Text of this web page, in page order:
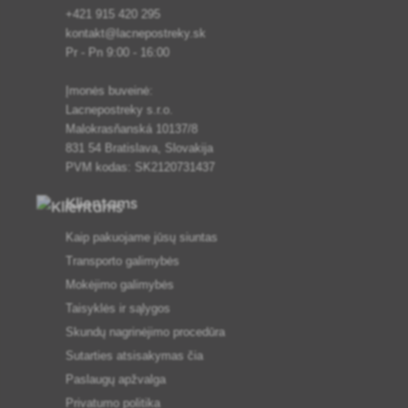
+421 915 420 295
kontakt@lacnepostreky.sk
Pr - Pn 9:00 - 16:00
Įmonės buveinė:
Lacnepostreky s.r.o.
Malokrasňanská 10137/8
831 54 Bratislava, Slovakija
PVM kodas: SK2120731437
Klientams
Kaip pakuojame jūsų siuntas
Transporto galimybės
Mokėjimo galimybės
Taisyklės ir sąlygos
Skundų nagrinėjimo procedūra
Sutarties atsisakymas čia
Paslaugų apžvalga
Privatumo politika